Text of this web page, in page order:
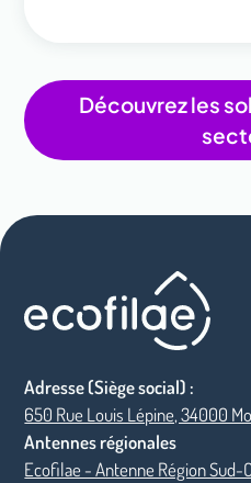
Découvrez les
Adresse (Siège social) :
650 Rue Louis Lépine, 34000
Antennes régionales
Ecofilae - Antenne Région Sud-